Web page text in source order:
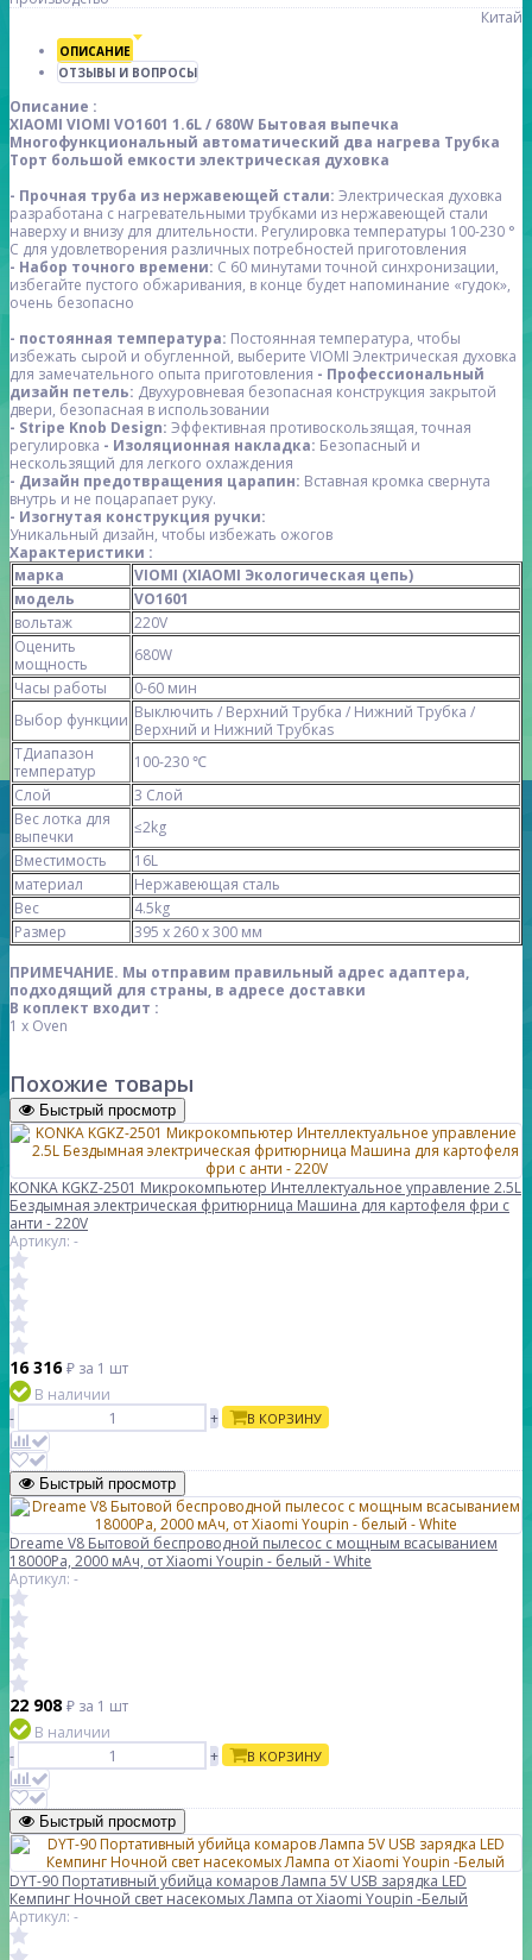
Китай
ОПИСАНИЕ
ОТЗЫВЫ И ВОПРОСЫ
Описание :
XIAOMI VIOMI VO1601 1.6L / 680W Бытовая выпечка
Многофункциональный автоматический два нагрева Трубка
Торт большой емкости электрическая духовка
- Прочная труба из нержавеющей стали: Электрическая духовка
разработана с нагревательными трубками из нержавеющей стали
наверху и внизу для длительности. Регулировка температуры 100-230 °
C для удовлетворения различных потребностей приготовления
- Набор точного времени: С 60 минутами точной синхронизации,
избегайте пустого обжаривания, в конце будет напоминание «гудок»,
очень безопасно
- постоянная температура: Постоянная температура, чтобы
избежать сырой и обугленной, выберите VIOMI Электрическая духовка
для замечательного опыта приготовления - Профессиональный
дизайн петель: Двухуровневая безопасная конструкция закрытой
двери, безопасная в использовании
- Stripe Knob Design: Эффективная противоскользящая, точная
регулировка - Изоляционная накладка: Безопасный и
нескользящий для легкого охлаждения
- Дизайн предотвращения царапин: Вставная кромка свернута
внутрь и не поцарапает руку.
- Изогнутая конструкция ручки:
Уникальный дизайн, чтобы избежать ожогов
Характеристики :
марка
VIOMI (XIAOMI Экологическая цепь)
модель
VO1601
вольтаж
220V
Оценить
мощность
680W
Часы работы
0-60 мин
Выбор функции Выключить / Верхний Трубка / Нижний Трубка /
Верхний и Нижний Трубкаs
TДиапазон
температур
100-230 ℃
Слой
3 Слой
Вес лотка для
выпечки
≤2kg
Вместимость
16L
материал
Нержавеющая сталь
Вес
4.5kg
Размер
395 х 260 х 300 мм
ПРИМЕЧАНИЕ. Мы отправим правильный адрес адаптера,
подходящий для страны, в адресе доставки
В коплект входит :
1 x Oven
Похожие товары
Быстрый просмотр
KONKA KGKZ-2501 Микрокомпьютер Интеллектуальное управление 2.5L
Бездымная электрическая фритюрница Машина для картофеля фри с
анти - 220V
Артикул: -
16 316₽ за 1 шт
В наличии
-
+ В КОРЗИНУ
Быстрый просмотр
Dreame V8 Бытовой беспроводной пылесос с мощным всасыванием
18000Pa, 2000 мАч, от Xiaomi Youpin - белый - White
Артикул: -
22 908 ₽ за 1 шт
В наличии
-
+ В КОРЗИНУ
Быстрый просмотр
DYT-90 Портативный убийца комаров Лампа 5V USB зарядка LED
Кемпинг Ночной свет насекомых Лампа от Xiaomi Youpin -Белый
Артикул: -